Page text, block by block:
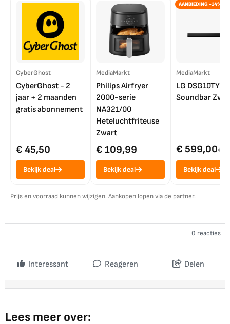
CyberGhost
CyberGhost - 2
jaar + 2 maanden
gratis abonnement
€ 45,50
Bekijk deal
MediaMarkt
Philips Airfryer
2000-serie
NA321/00
Heteluchtfriteuse
Zwart
€ 109,99
Bekijk deal
AANBIEDING -14%
MediaMarkt
LG DSG10TY
Soundbar
€ 599,00€
Bekijk deal
Prijs en voorraad kunnen wijzigen. Aankopen lopen via de partner.
0 reacties
Interessant Reageren Delen
Lees meer over: